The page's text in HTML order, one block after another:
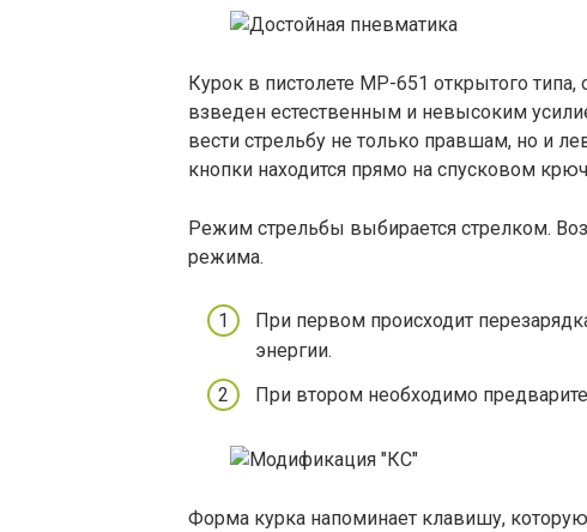
Курок в пистолете МР-651 открытого типа,
взведен естественным и невысоким
вести стрельбу не только правшам, но и
кнопки находится прямо на спусковом
Режим стрельбы выбирается стрелком.
режима.
При первом происходит
энергии.
При втором необходимо
Форма курка напоминает клавишу,